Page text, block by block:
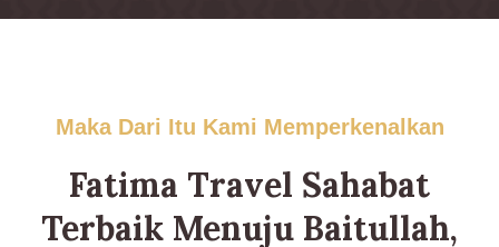
Maka Dari Itu Kami Memperkenalkan
Fatima Travel Sahabat
Terbaik Menuju Baitullah,